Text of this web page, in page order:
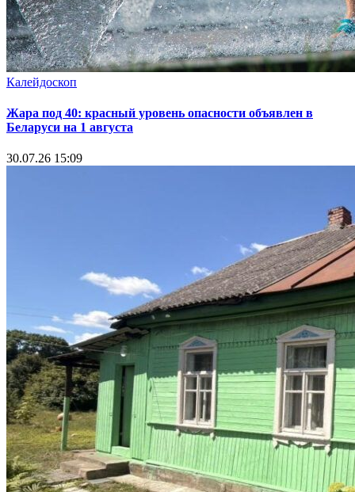
Калейдоскоп
Жара под 40: красный уровень опасности объявлен в
Беларуси на 1 августа
30.07.26 15:09